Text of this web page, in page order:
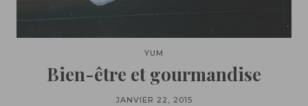
YUM
Bien-être et gourmandise
JANVIER 22, 2015